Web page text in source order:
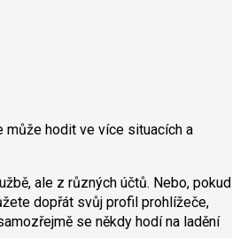
hodit ve více situacích a
ale z různých účtů. Nebo, pokud
dopřát svůj profil prohlížeče,
se někdy hodí na ladění